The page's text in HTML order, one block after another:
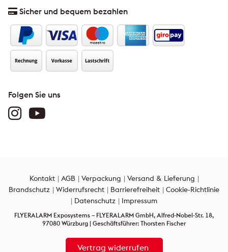
Sicher und bequem bezahlen
Folgen Sie uns
Kontakt AGB Verpackung
Versand & Lieferung
Brandschutz
Widerrufsrecht Barrierefreiheit
Cookie-Richtlinie
Datenschutz
Impressum
FLYERALARM Exposystems – FLYERALARM GmbH, Alfred-Nobel-Str. 18,
97080 Würzburg | Geschäftsführer: Thorsten Fischer
Vertrag widerrufen